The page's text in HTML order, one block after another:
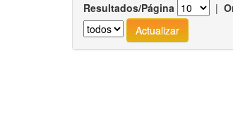
Resultados/Página |